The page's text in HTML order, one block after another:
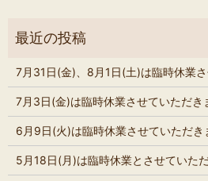
7月31日(金)、8月1日(土)は臨時休業さ
7月3日(金)は臨時休業させていただき
6月9日(火)は臨時休業させていただき
5月18日(月)は臨時休業とさせていただ